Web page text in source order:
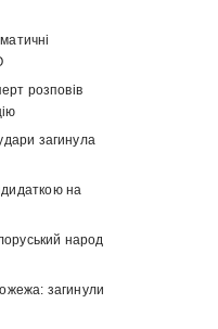
розповів
загинула
на
народ
загинули